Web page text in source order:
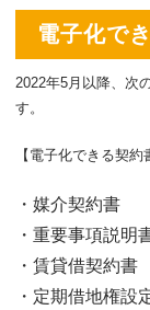
電子化で
2022年5月以降、次
す。
【電子化できる契約
・媒介契約書
・重要事項説明
・賃貸借契約書
・定期借地権設